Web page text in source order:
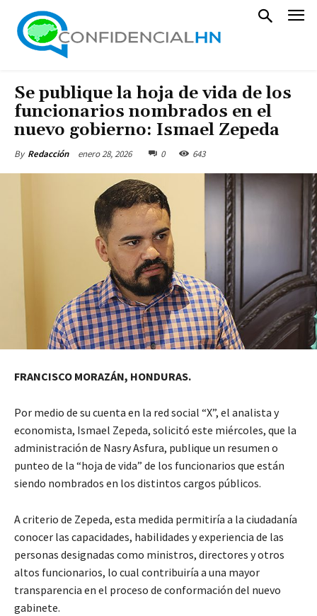
Se publique la hoja de vida de los
funcionarios nombrados en el
nuevo gobierno: Ismael Zepeda
By Redacción enero 28, 2026 0 643
FRANCISCO MORAZÁN, HONDURAS.
Por medio de su cuenta en la red social “X”, el analista y
economista, Ismael Zepeda, solicitó este miércoles, que la
administración de Nasry Asfura, publique un resumen o
punteo de la “hoja de vida” de los funcionarios que están
siendo nombrados en los distintos cargos públicos.
A criterio de Zepeda, esta medida permitiría a la ciudadanía
conocer las capacidades, habilidades y experiencia de las
personas designadas como ministros, directores y otros
altos funcionarios, lo cual contribuiría a una mayor
transparencia en el proceso de conformación del nuevo
gabinete.